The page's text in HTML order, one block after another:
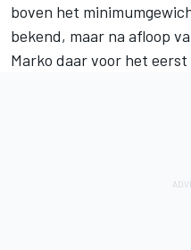
boven het
bekend, maar na afloop
Marko daar voor het